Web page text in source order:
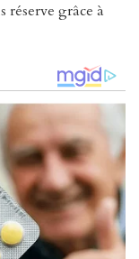
grâce à